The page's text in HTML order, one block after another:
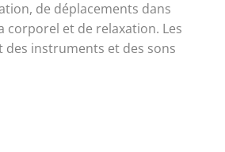
de déplacements dans
corporel et de relaxation. Les
des instruments et des sons